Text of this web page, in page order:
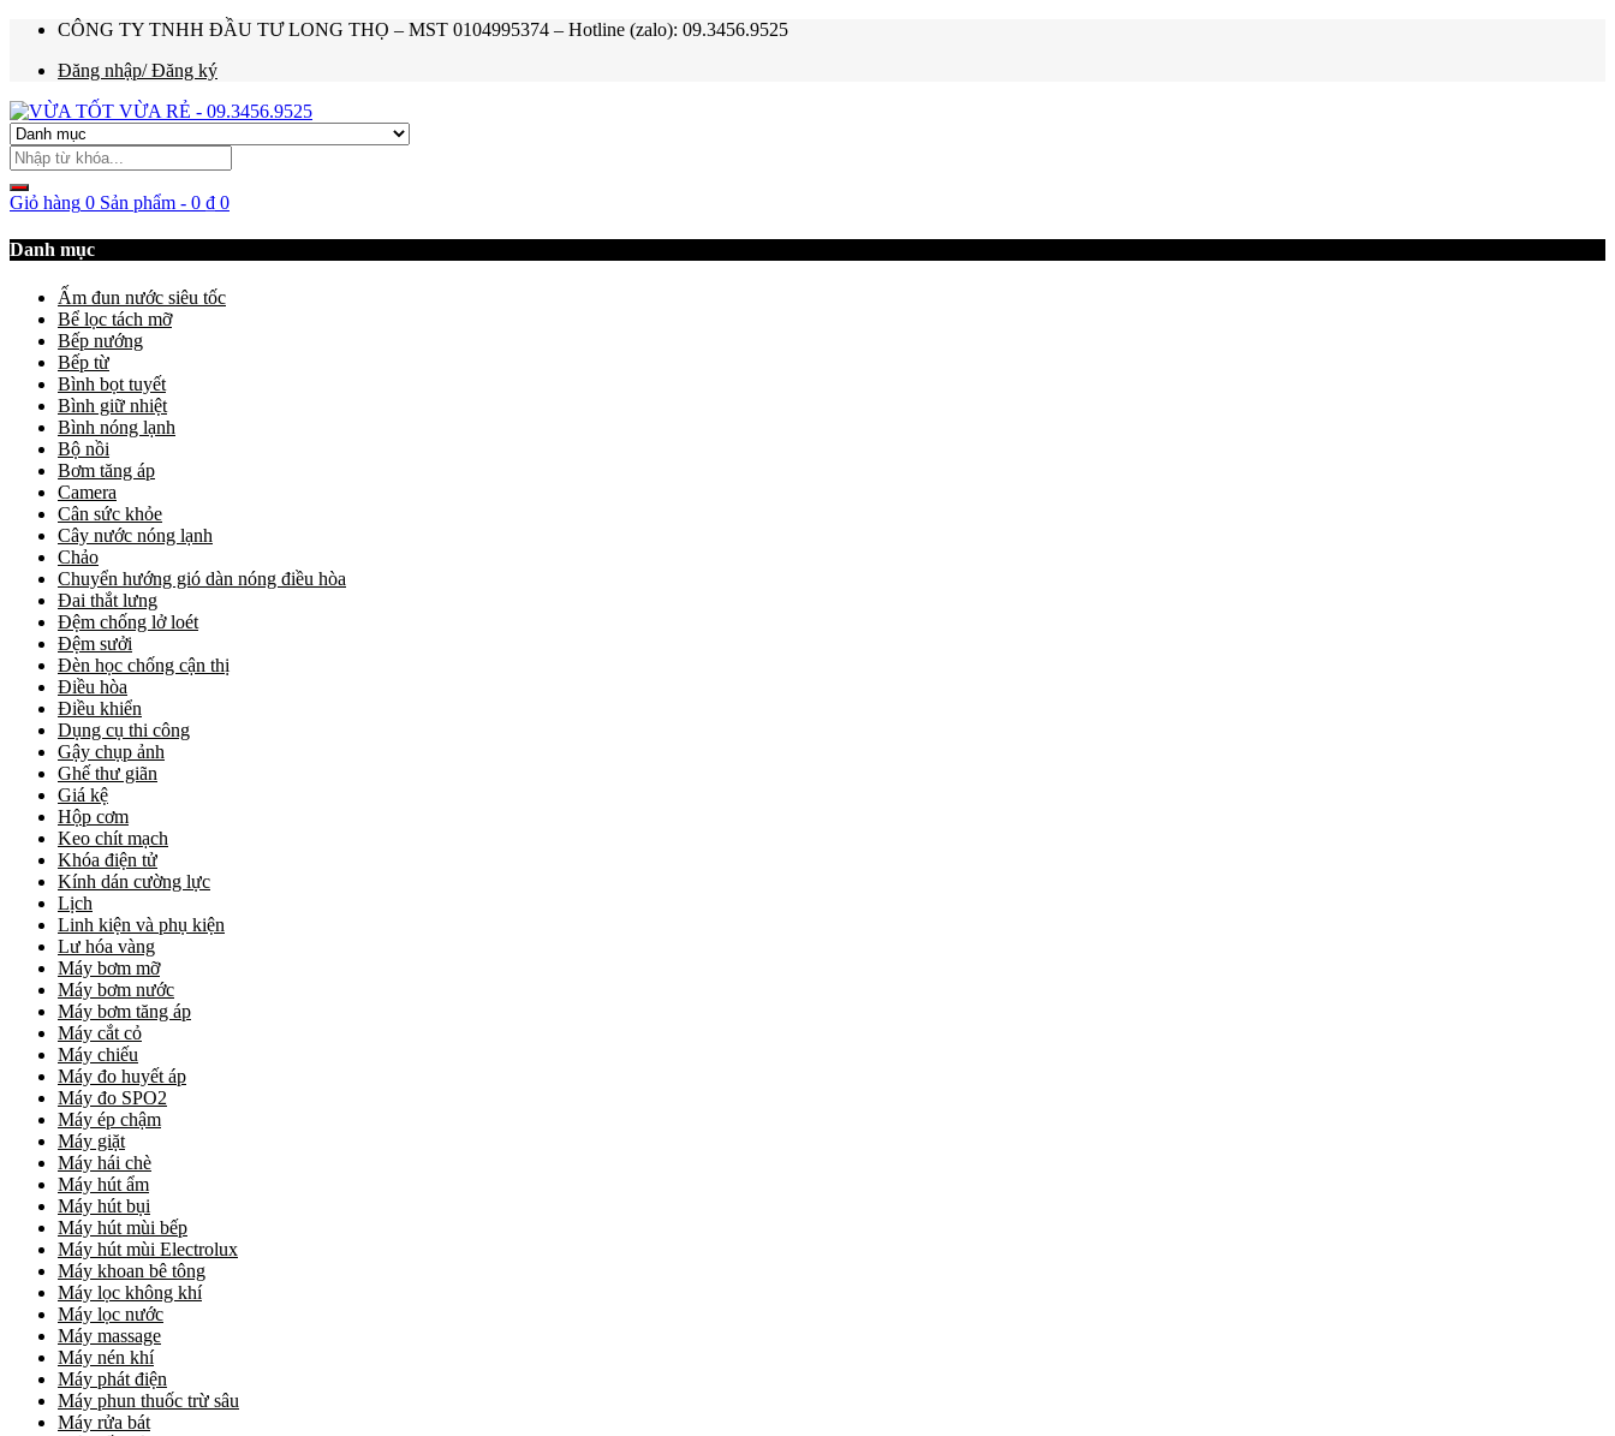
CÔNG TY TNHH ĐẦU TƯ LONG THỌ – MST 0104995374 – Hotline (zalo): 09.3456.9525
Đăng nhập/ Đăng ký
Giỏ hàng 0 Sản phẩm - 0 ₫ 0
Danh mục
Ấm đun nước siêu tốc
Bể lọc tách mỡ
Bếp nướng
Bếp từ
Bình bọt tuyết
Bình giữ nhiệt
Bình nóng lạnh
Bộ nồi
Bơm tăng áp
Camera
Cân sức khỏe
Cây nước nóng lạnh
Chảo
Chuyển hướng gió dàn nóng điều hòa
Đai thắt lưng
Đệm chống lở loét
Đệm sưởi
Đèn học chống cận thị
Điều hòa
Điều khiển
Dụng cụ thi công
Gậy chụp ảnh
Ghế thư giãn
Giá kệ
Hộp cơm
Keo chít mạch
Khóa điện tử
Kính dán cường lực
Lịch
Linh kiện và phụ kiện
Lư hóa vàng
Máy bơm mỡ
Máy bơm nước
Máy bơm tăng áp
Máy cắt cỏ
Máy chiếu
Máy đo huyết áp
Máy đo SPO2
Máy ép chậm
Máy giặt
Máy hái chè
Máy hút ẩm
Máy hút bụi
Máy hút mùi bếp
Máy hút mùi Electrolux
Máy khoan bê tông
Máy lọc không khí
Máy lọc nước
Máy massage
Máy nén khí
Máy phát điện
Máy phun thuốc trừ sâu
Máy rửa bát